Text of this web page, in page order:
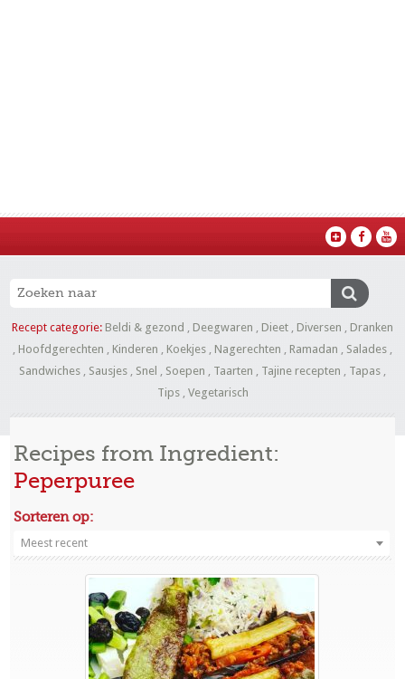
Recept categorie: Beldi & gezond , Deegwaren , Dieet , Diversen , Dranken
, Hoofdgerechten , Kinderen , Koekjes , Nagerechten , Ramadan , Salades ,
Sandwiches , Sausjes , Snel , Soepen , Taarten , Tajine recepten , Tapas ,
Tips, Vegetarisch
Recipes from Ingredient:
Peperpuree
Sorteren op:
Meest recent